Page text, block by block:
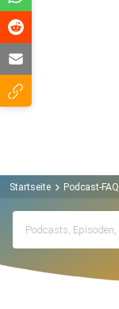
Startseite Podcast-FAQ